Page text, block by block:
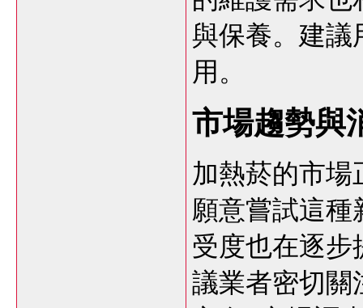
與保養。建議
用。
市場趨勢與
加熱菸的市場
願意嘗試這種
受度也在逐步
議業者密切關